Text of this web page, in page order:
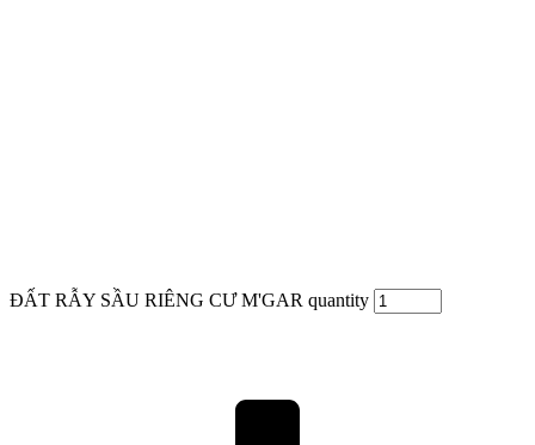
ĐẤT RẪY SẦU RIÊNG CƯ M'GAR quantity